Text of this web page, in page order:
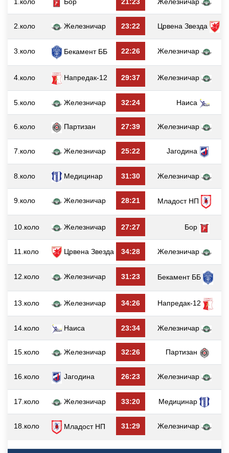
1.коло Бор 21:23 Железничар
2.коло Железничар 23:22 Црвена Звезда
3.коло Бекамент ББ 22:26 Железничар
4.коло Напредак-12 29:37 Железничар
5.коло Железничар 32:24 Наиса
6.коло Партизан 27:39 Железничар
7.коло Железничар 25:22 Јагодина
8.коло Медицинар 31:30 Железничар
9.коло Железничар 28:21 Младост НП
10.коло Железничар 27:27 Бор
11.коло Црвена Звезда 34:28 Железничар
12.коло Железничар 31:23 Бекамент ББ
13.коло Железничар 34:26 Напредак-12
14.коло Наиса 23:34 Железничар
15.коло Железничар 32:26 Партизан
16.коло Јагодина 26:23 Железничар
17.коло Железничар 33:20 Медицинар
18.коло Младост НП 31:29 Железничар